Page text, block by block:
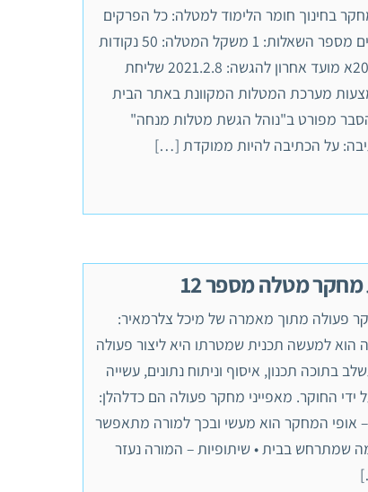
בחינוך חומר הלימוד למטלה: כל הפרקים
וכל המאמרים מספר השאלות: 1 משקל המטלה: 50 נקודות
סמסטר: 2021א מועד אחרון להגשה: 2021.2.8 שליחת
מערכת המטלות המקוונת באתר הבית
מפורט ב"נוהל הגשת מטלות מנחה"
על הכתיבה להיות ממוקדת […]
מחקר מטלה מספר 12
פעולה מתוך מאמרה של מיכל צלרמאיר:
הוא למעשה תכנית שמטרתו היא ליצור פעולה
בתוכה תכנון, איסוף וניתוח נתונים, עשייה
ידי החוקר. מאפייני מחקר פעולה הם כדלהלן:
אופי המחקר הוא מעשי ובכך למורה מתאפשר
שמתרחש בבית • שיתופיות – המורה נעזר